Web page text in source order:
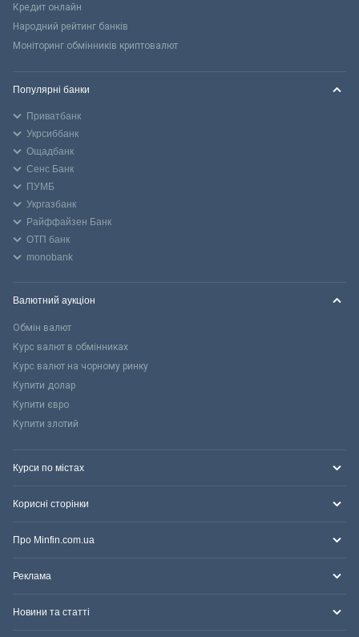
Кредит онлайн
Народний рейтинг банків
Моніторинг обмінників криптовалют
Популярні банки
Приватбанк
Укрсиббанк
Ощадбанк
Сенс Банк
ПУМБ
Укргазбанк
Райффайзен Банк
ОТП банк
monobank
Валютний аукціон
Обмін валют
Курс валют в обмінниках
Курс валют на чорному ринку
Купити долар
Купити євро
Купити злотий
Курси по містах
Корисні сторінки
Про Minfin.com.ua
Реклама
Новини та статті